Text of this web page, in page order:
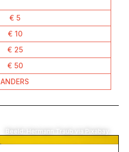
€ 5
€ 10
€ 25
€ 50
ANDERS
Beeld: Hermann Traub via Pixabay